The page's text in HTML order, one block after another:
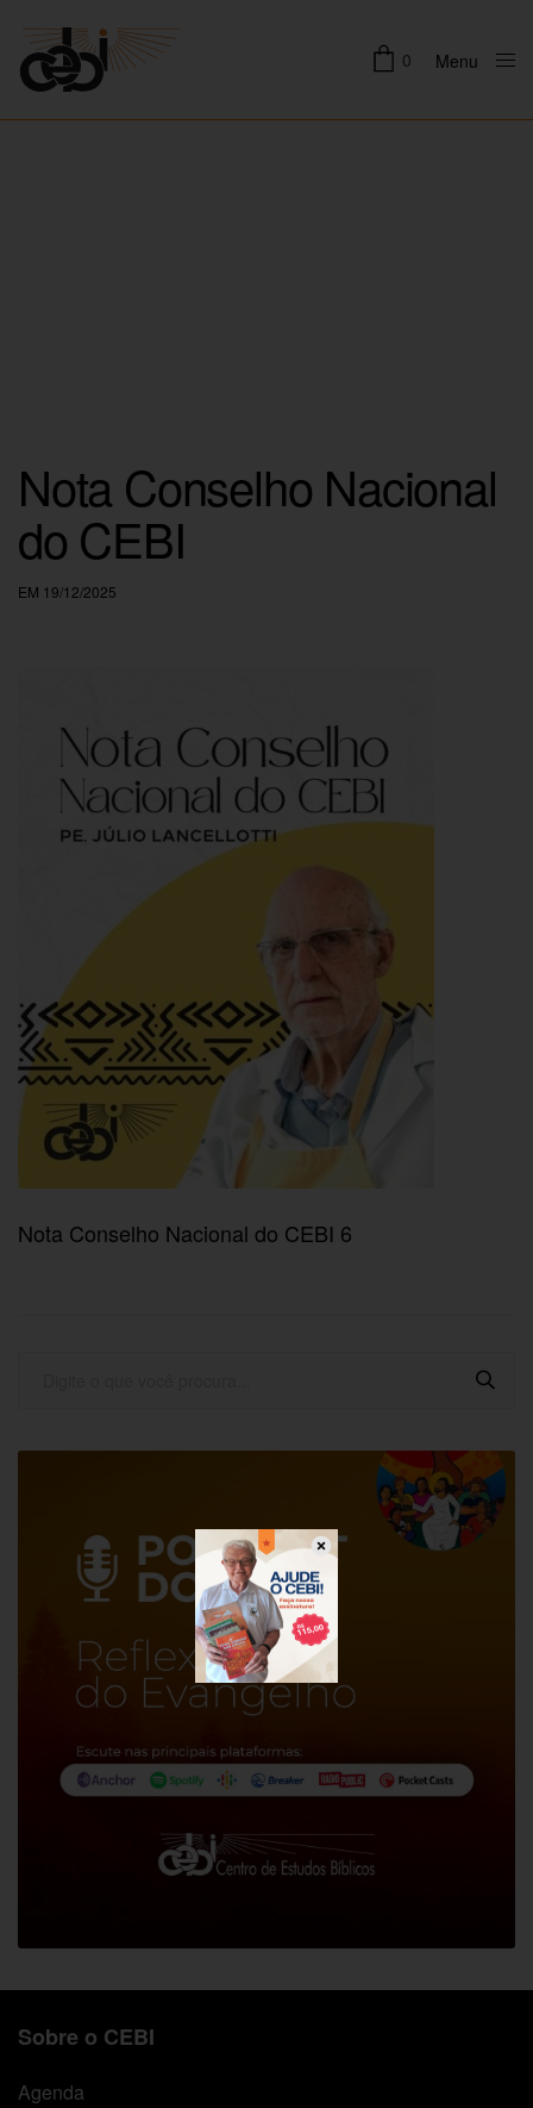
0 Menu
Nota Conselho Nacional
do CEBI
EM 19/12/2025
Nota Conselho Nacional do CEBI 6
Sobre o CEBI
Agenda